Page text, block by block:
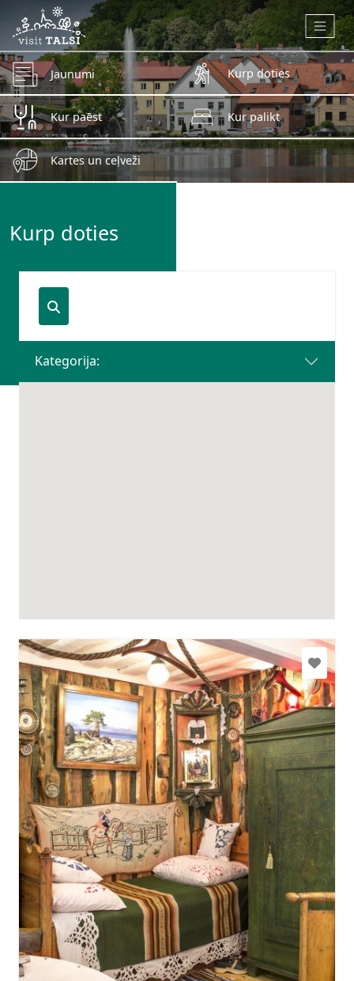
Skip to main content
Jaunumi Kurp doties
Kur paēst Kur palikt
Kartes un ceļveži
Kurp doties
Kategorija:
mazirbe.branki@gmail.com
+371 29469165